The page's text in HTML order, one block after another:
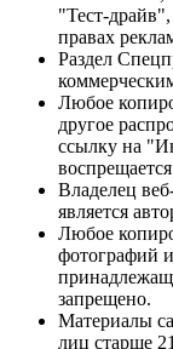
"Тест-
правах
Раздел
Любое
другое
ссылку на
Владелец
является
Любое
фотографий
запрещено.
Материалы
лиц старше